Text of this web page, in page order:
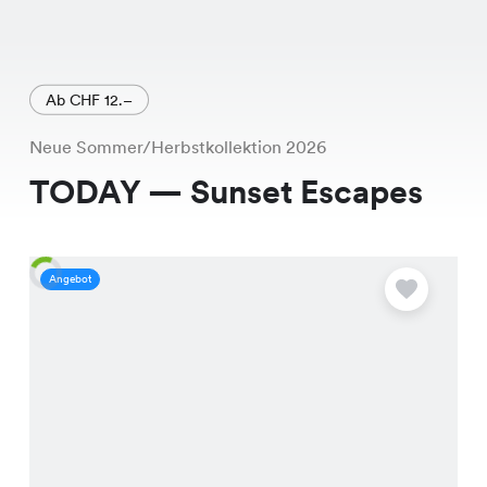
Ab CHF 12.–
Neue Sommer/Herbstkollektion 2026
TODAY — Sunset Escapes
Angebot